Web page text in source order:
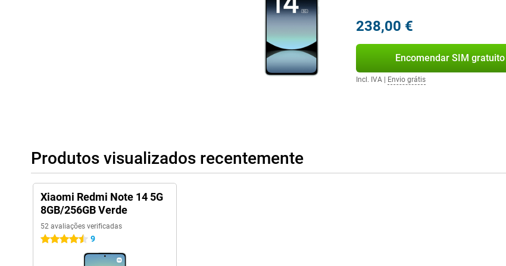
A memória de armazenamento do telemóvel não é suficiente para si? Então pode facilmente
expandir a memória de armazenamento com este dispositivo através de um cartão MicroSD. Pode
expandir a memória até 1 TB! No entanto, a utilização de um cartão de memória com este
telemóvel tem como contrapartida a possibilidade de utilizar um segundo cartão SIM.
238,00 €
Encomendar SIM gratuito
Incl. IVA Envio grátis
Produtos visualizados recentemente
Xiaomi Redmi Note 14 5G
8GB/256GB Verde
52 avaliações verificadas
4.5 estrelas 9